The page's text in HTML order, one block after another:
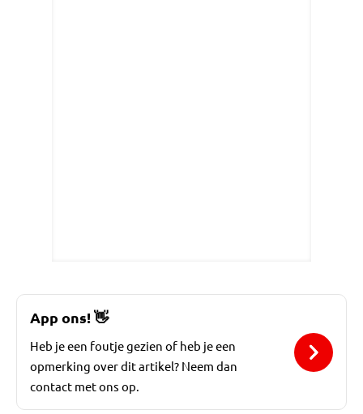
App ons!👋
Heb je een foutje gezien of heb je een
opmerking over dit artikel? Neem dan
contact met ons op.